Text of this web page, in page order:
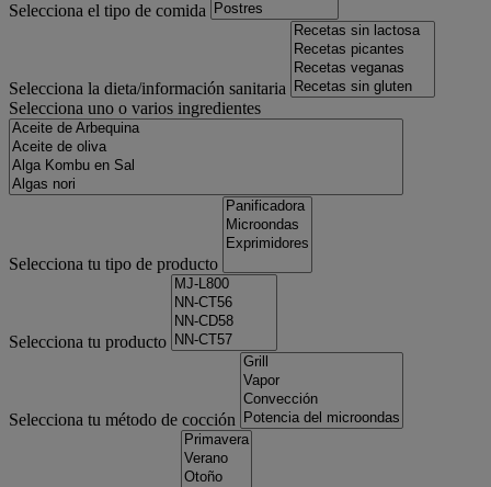
Selecciona el tipo de comida
Selecciona la dieta/información sanitaria
Selecciona uno o varios ingredientes
Selecciona tu tipo de producto
Selecciona tu producto
Selecciona tu método de cocción